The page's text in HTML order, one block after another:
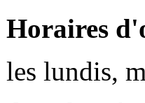
Horaires
les lundis,